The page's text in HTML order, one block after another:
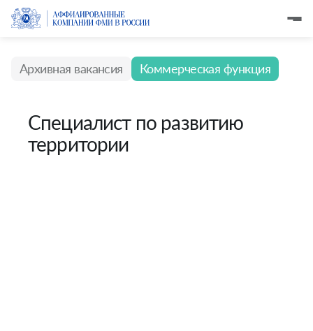
Архивная вакансия Коммерческая функция
Специалист по развитию
территории